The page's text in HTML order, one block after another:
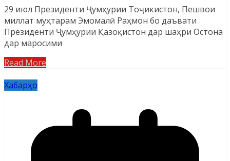
29 июл Президенти Ҷумҳурии Тоҷикистон, Пешвои
миллат муҳтарам Эмомалӣ Раҳмон бо даъвати
Президенти Ҷумҳурии Қазоқистон дар шаҳри Остона
дар маросими
Read More
Хабарҳо